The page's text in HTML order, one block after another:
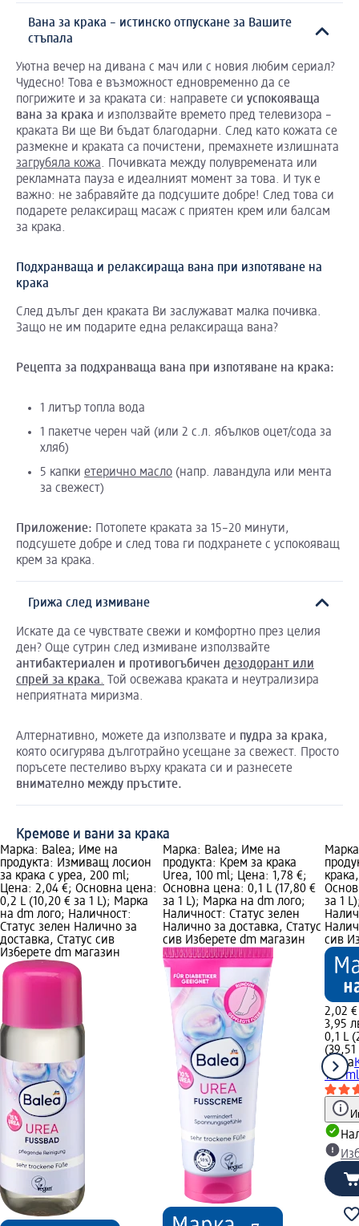
Вана за крака – истинско отпускане за Вашите
стъпала
Уютна вечер на дивана с мач или с новия любим сериал?
Чудесно! Това е възможност едновременно да се
погрижите и за краката си: направете си успокояваща
вана за крака и използвайте времето пред телевизора –
краката Ви ще Ви бъдат благодарни. След като кожата се
размекне и краката са почистени, премахнете излишната
загрубяла кожа. Почивката между полувремената или
рекламната пауза е идеалният момент за това. И тук е
важно: не забравяйте да подсушите добре! След това си
подарете релаксиращ масаж с приятен крем или балсам
за крака.
Подхранваща и релаксираща вана при изпотяване на
крака
След дълъг ден краката Ви заслужават малка почивка.
Защо не им подарите една релаксираща вана?
Рецепта за подхранваща вана при изпотяване на крака:
1 литър топла вода
1 пакетче черен чай (или 2 с.л. ябълков оцет/сода за
хляб)
5 капки етерично масло (напр. лавандула или мента
за свежест)
Приложение: Потопете краката за 15–20 минути,
подсушете добре и след това ги подхранете с успокояващ
крем за крака.
Грижа след измиване
Искате да се чувствате свежи и комфортно през целия
ден? Още сутрин след измиване използвайте
антибактериален и противогъбичен дезодорант или
спрей за крака.
Той освежава краката и неутрализира
неприятната миризма.
Алтернативно, можете да използвате и пудра за крака,
която осигурява дълготрайно усещане за свежест. Просто
поръсете пестеливо върху краката си и разнесете
внимателно между пръстите.
Кремове и вани за крака
Марка: Balea; Име на
продукта: Измиващ лосион
за крака с уреа, 200 ml;
Цена: 2,04 €; Основна цена:
0,2 L (10,20 € за 1 L); Марка
на dm лого; Наличност:
Статус зелен Налично за
доставка, Статус сив
Изберете dm магазин
Марка: Balea; Име на
продукта: Крем за крака
Urea, 100 ml; Цена: 1,78 €;
Основна цена: 0,1 L (17,80 €
за 1 L); Марка на dm лого;
Наличност: Статус зелен
Налично за доставка, Статус
сив Изберете dm магазин
за 1
сив
2,02 €
3,95
0,1 L
(39,51
Balea
100 ml